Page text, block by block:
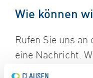
Wie können
Rufen Sie uns an
eine Nachricht.